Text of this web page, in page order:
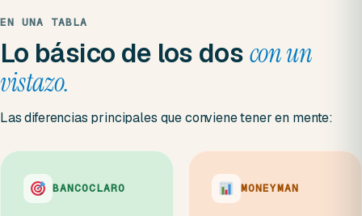
EN UNA TABLA
Lo básico de los doscon un
vistazo.
Las diferencias principales que conviene tener en mente:
BANCOCLARO MONEYMAN